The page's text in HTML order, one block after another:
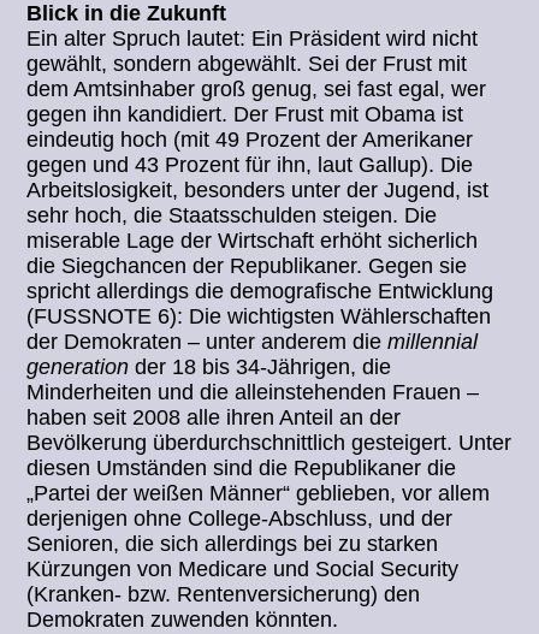
Blick in die Zukunft
Ein alter Spruch lautet: Ein Präsident wird nicht
gewählt, sondern abgewählt. Sei der Frust mit
dem Amtsinhaber groß genug, sei fast egal, wer
gegen ihn kandidiert. Der Frust mit Obama ist
eindeutig hoch (mit 49 Prozent der Amerikaner
gegen und 43 Prozent für ihn, laut Gallup). Die
Arbeitslosigkeit, besonders unter der Jugend, ist
sehr hoch, die Staatsschulden steigen. Die
miserable Lage der Wirtschaft erhöht sicherlich
die Siegchancen der Republikaner. Gegen sie
spricht allerdings die demografische Entwicklung
(FUSSNOTE 6): Die wichtigsten Wählerschaften
der Demokraten – unter anderem diemillennial
generationder 18 bis 34-Jährigen, die
Minderheiten und die alleinstehenden Frauen –
haben seit 2008 alle ihren Anteil an der
Bevölkerung überdurchschnittlich gesteigert. Unter
diesen Umständen sind die Republikaner die
„Partei der weißen Männer“ geblieben, vor allem
derjenigen ohne College-Abschluss, und der
Senioren, die sich allerdings bei zu starken
Kürzungen von Medicare und Social Security
(Kranken- bzw. Rentenversicherung) den
Demokraten zuwenden könnten.